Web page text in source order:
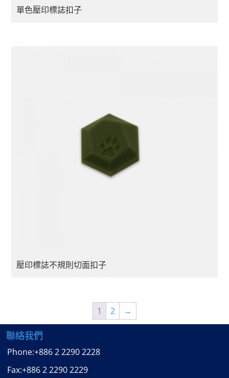
單色壓印標誌扣子
壓印標誌不規則切面扣子
1 2 →
聯絡我們
Phone:+886 2 2290 2228
Fax:+886 2 2290 2229